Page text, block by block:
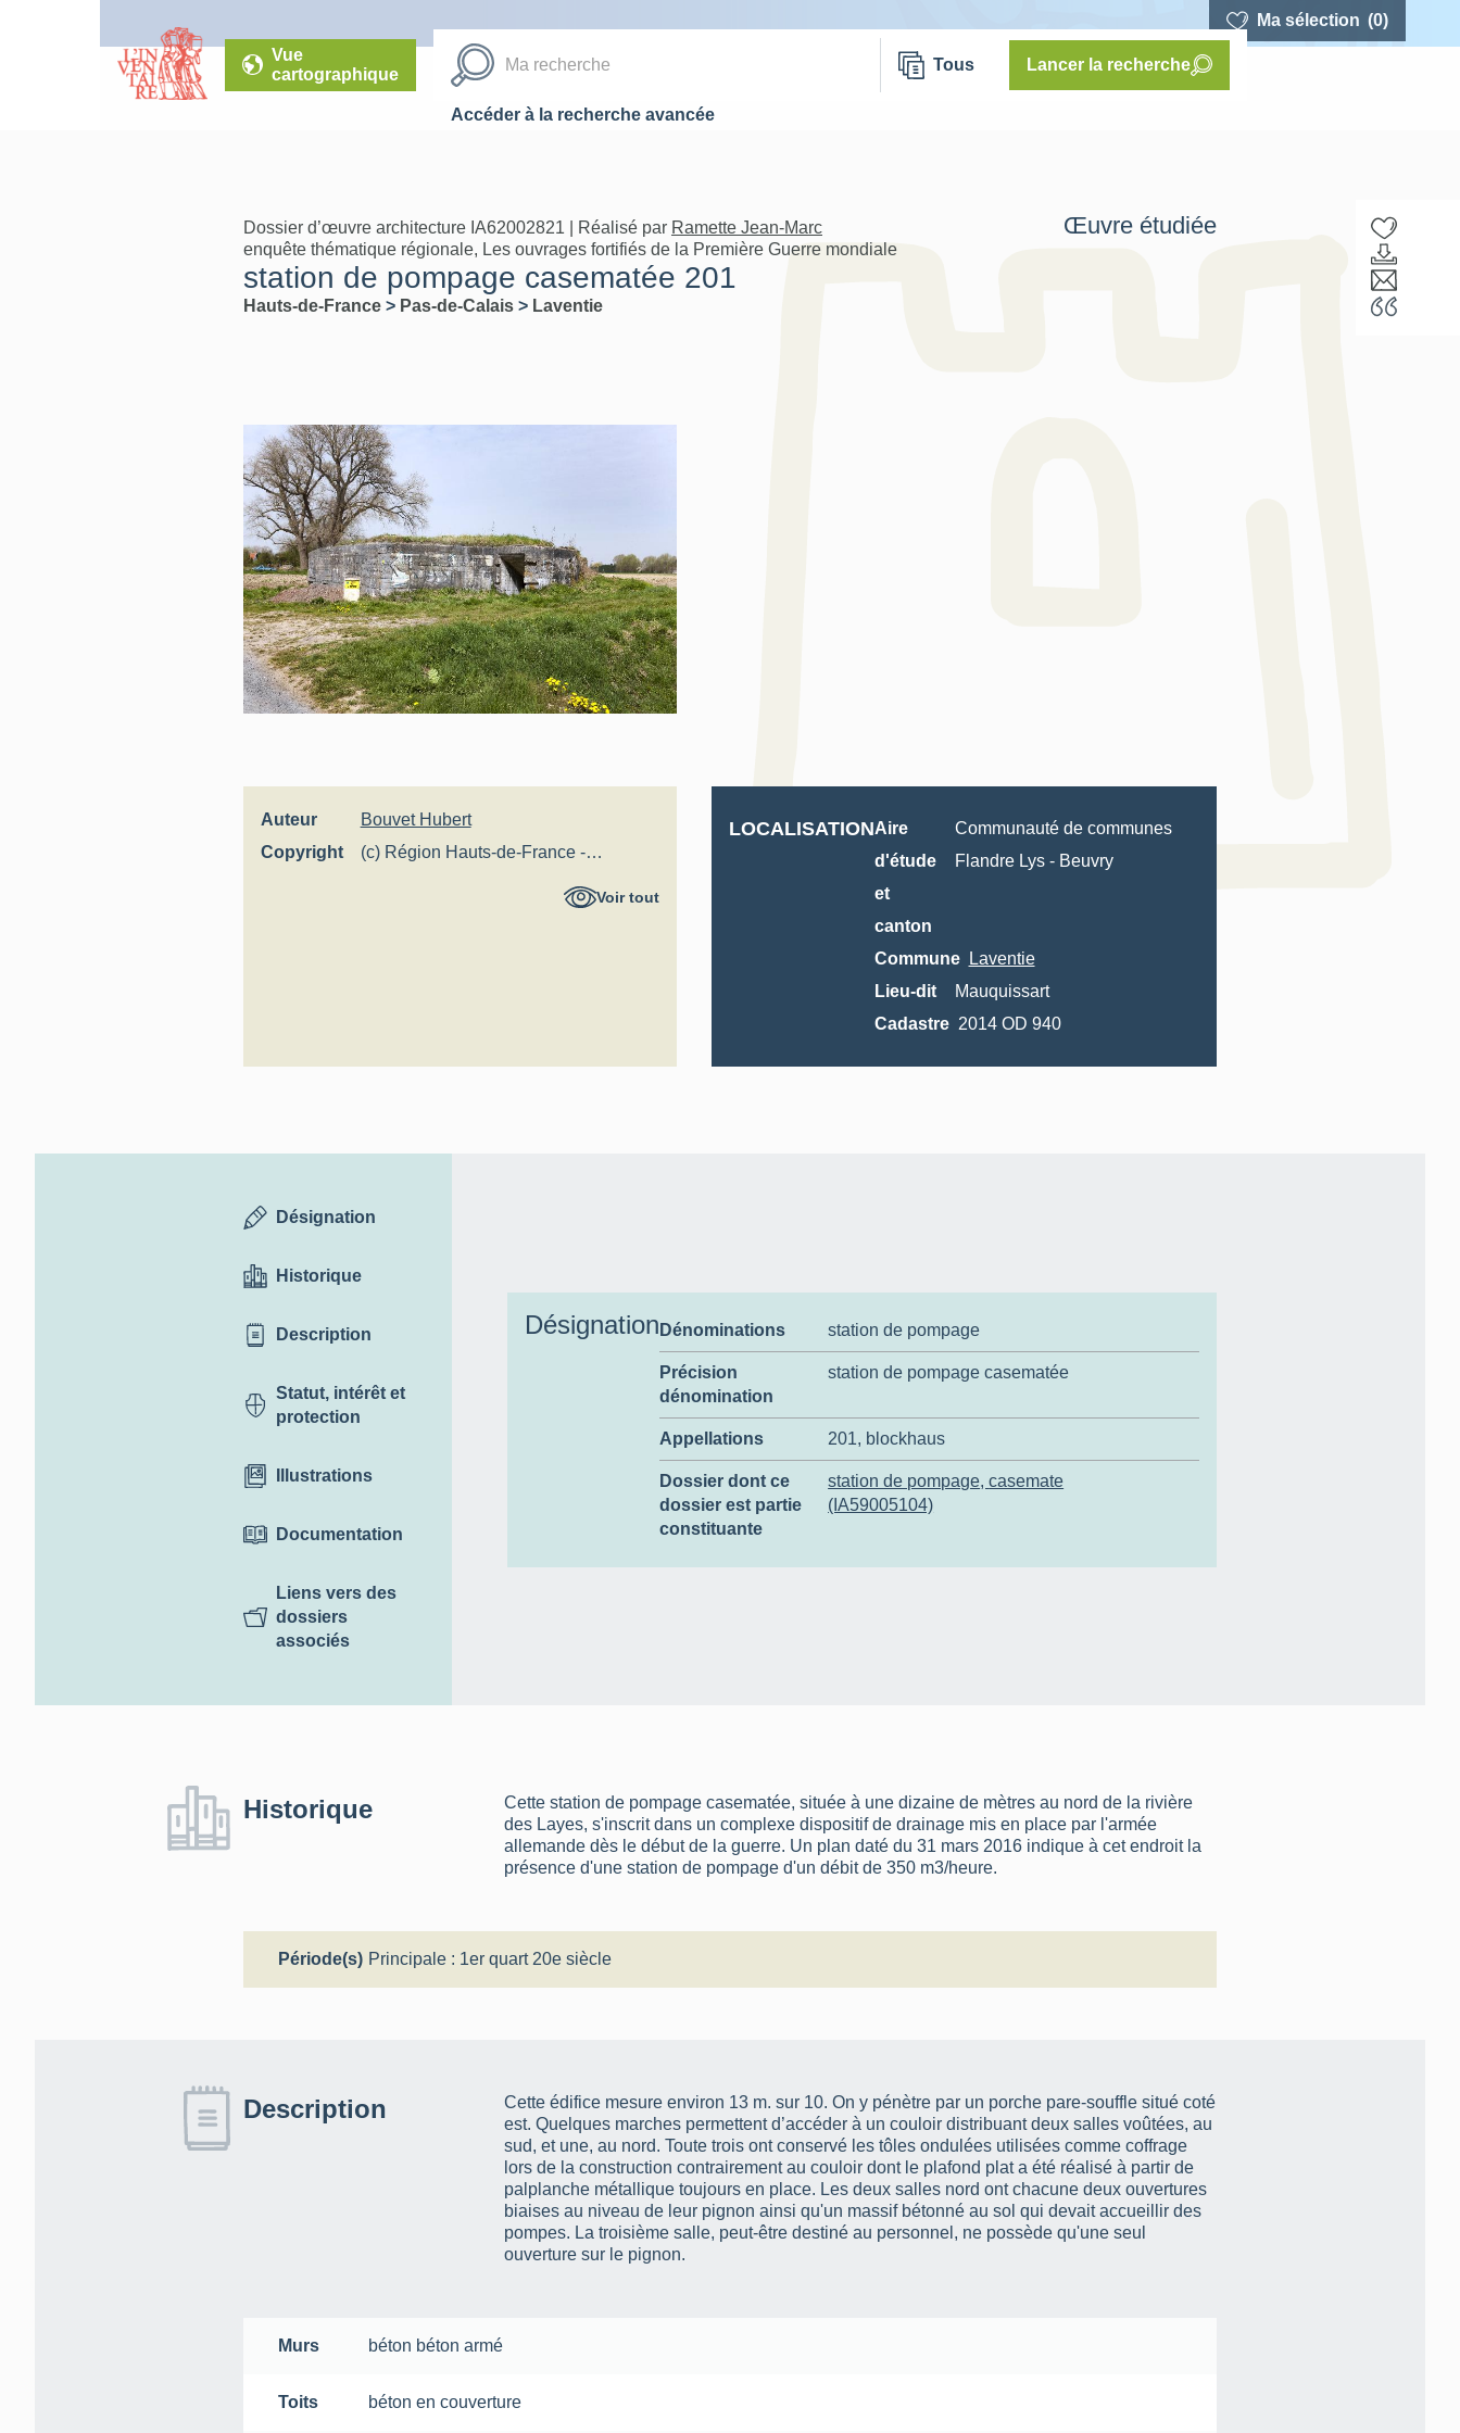
Ma sélection (0)
Vue
cartographique
Tous Lancer la recherche
Accéder à la recherche avancée
Dossier d’œuvre architecture IA62002821 | Réalisé par Ramette Jean-Marc
enquête thématique régionale, Les ouvrages fortifiés de la Première Guerre mondiale
station de pompage casematée 201
Hauts-de-France > Pas-de-Calais > Laventie
Œuvre étudiée
Auteur
Bouvet Hubert
Copyright
(c) Région Hauts-de-France -
Voir tout
LOCALISATIONAire
d'étude
et
canton
Communauté de communes
Flandre Lys - Beuvry
Commune
Laventie
Lieu-dit
Mauquissart
Cadastre
2014 OD 940
Désignation
Historique
Description
Statut, intérêt et
protection
Illustrations
Documentation
Liens vers des
dossiers
associés
Désignation Dénominations station de pompage
Précision
dénomination
station de pompage casematée
Appellations 201, blockhaus
Dossier dont ce
dossier est partie
constituante
station de pompage,casemate
(IA59005104)
Historique
Cette station de pompage casematée, située à une dizaine de mètres au nord de la rivière
des Layes, s'inscrit dans un complexe dispositif de drainage mis en place par l'armée
allemande dès le début de la guerre. Un plan daté du 31 mars 2016 indique à cet endroit la
présence d'une station de pompage d'un débit de 350 m3/heure.
Période(s) Principale : 1er quart 20e siècle
Description
Cette édifice mesure environ 13 m. sur 10. On y pénètre par un porche pare-souffle situé coté
est. Quelques marches permettent d’accéder à un couloir distribuant deux salles voûtées, au
sud, et une, au nord. Toute trois ont conservé les tôles ondulées utilisées comme coffrage
lors de la construction contrairement au couloir dont le plafond plat a été réalisé à partir de
palplanche métallique toujours en place. Les deux salles nord ont chacune deux ouvertures
biaises au niveau de leur pignon ainsi qu'un massif bétonné au sol qui devait accueillir des
pompes. La troisième salle, peut-être destiné au personnel, ne possède qu'une seul
ouverture sur le pignon.
Murs béton béton armé
Toits béton en couverture